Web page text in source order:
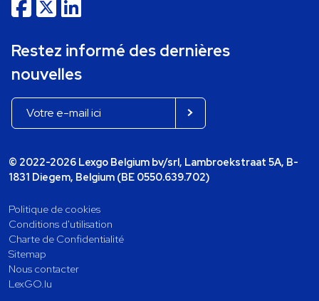
Restez informé des dernières
nouvelles
© 2022-2026 Lexgo Belgium bv/srl, Lambroekstraat 5A, B-
1831 Diegem, Belgium (BE 0550.639.702)
Politique de cookies
Conditions d'utilisation
Charte de Confidentialité
Sitemap
Nous contacter
LexGO.lu